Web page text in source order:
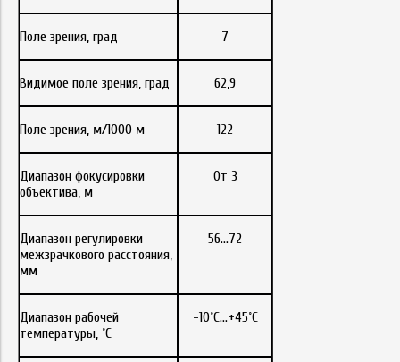
Поле зрения, град 7
Видимое поле зрения, град 62,9
Поле зрения, м/1000 м 122
Диапазон фокусировки
объектива, м
От 3
Диапазон регулировки
межзрачкового расстояния,
мм
56...72
Диапазон рабочей
температуры, ˚С
-10˚С…+45˚С